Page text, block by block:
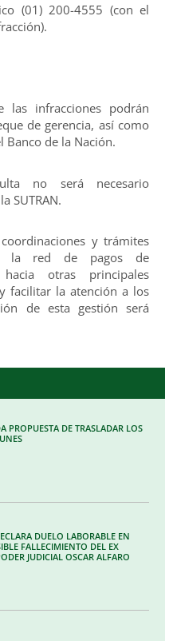
(01) 200-4555 (con el
infracciones podrán
de gerencia, así como
de la Nación.
no será necesario
SUTRAN.
y trámites
la red de pagos de
otras principales
facilitar la atención a los
de esta gestión será
PROPUESTA DE TRASLADAR LOS
DUELO LABORABLE EN
FALLECIMIENTO DEL EX
JUDICIAL OSCAR ALFARO